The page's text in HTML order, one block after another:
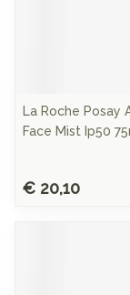
La Roche Posay
Face Mist Ip50
€ 20,10